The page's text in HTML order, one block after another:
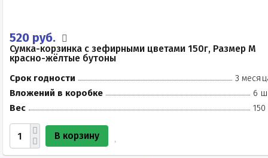
520 руб.
Сумка-корзинка с зефирными цветами 150г, Размер М
красно-жёлтые бутоны
Срок годности
3
Вложений в коробке
6
Вес
150
В корзину